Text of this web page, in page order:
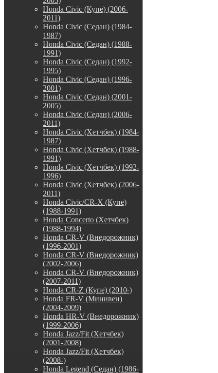
Honda Civic (Купе) (2006-
2011)
Honda Civic (Седан) (1984-
1987)
Honda Civic (Седан) (1988-
1991)
Honda Civic (Седан) (1992-
1995)
Honda Civic (Седан) (1996-
2001)
Honda Civic (Седан) (2001-
2005)
Honda Civic (Седан) (2006-
2011)
Honda Civic (Хетчбек) (1984-
1987)
Honda Civic (Хетчбек) (1988-
1991)
Honda Civic (Хетчбек) (1992-
1996)
Honda Civic (Хетчбек) (2006-
2011)
Honda Civic/CR-X (Купе)
(1988-1991)
Honda Concerto (Хетчбек)
(1988-1994)
Honda CR-V (Внедорожник)
(1996-2001)
Honda CR-V (Внедорожник)
(2002-2006)
Honda CR-V (Внедорожник)
(2007-2011)
Honda CR-Z (Купе) (2010-)
Honda FR-V (Минивен)
(2004-2009)
Honda HR-V (Внедорожник)
(1999-2006)
Honda Jazz/Fit (Хетчбек)
(2001-2008)
Honda Jazz/Fit (Хетчбек)
(2008-)
Honda Legend (Седан) (1986-